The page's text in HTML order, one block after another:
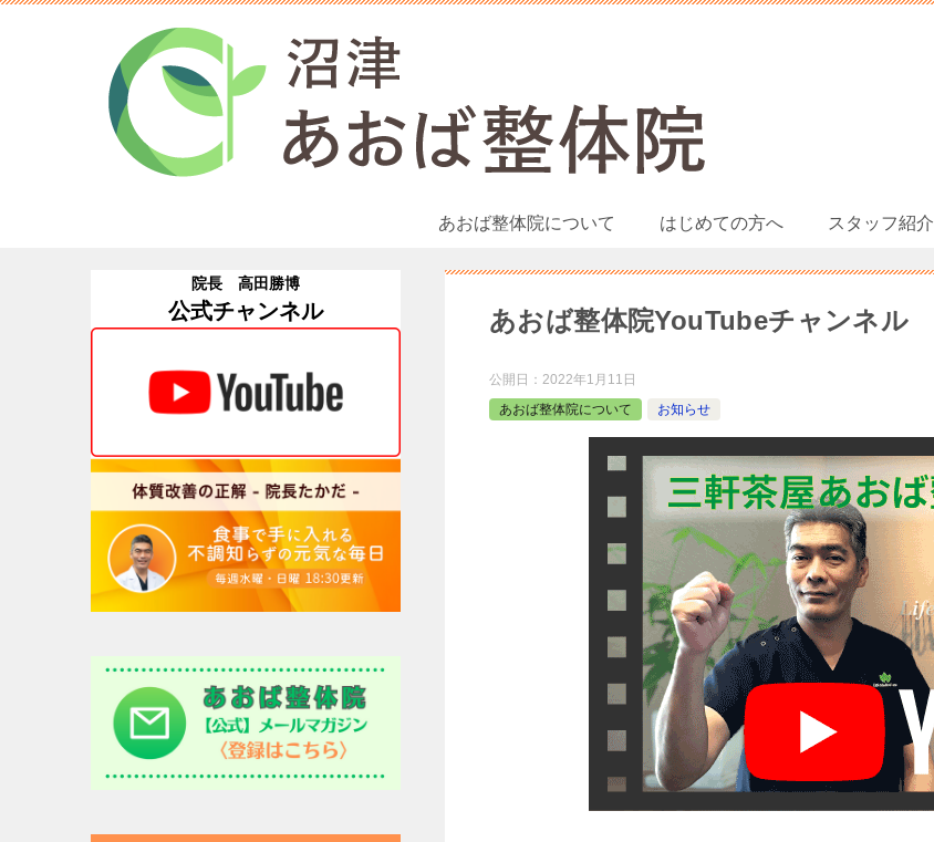
あおば整体院について はじめての方へ スタッフ紹介
あおば整体院YouTubeチャンネル
公開日： 2022年1月11日
あおば整体院について
お知らせ
院長 高田勝博
公式チャンネル